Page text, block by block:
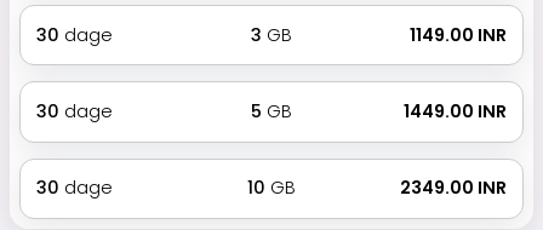
30 dage 3 GB ₹ 1149.00 INR
30 dage 5 GB ₹ 1449.00 INR
30 dage 10 GB ₹ 2349.00 INR